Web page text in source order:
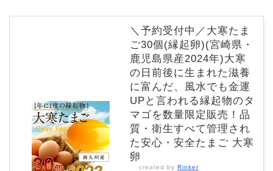
＼予約受付中／大寒たま
ご30個(縁起卵)(宮崎県・
鹿児島県産2024年)大寒
の日前後に生まれた滋養
に富んだ、風水でも金運
UPと言われる縁起物のタ
マゴを数量限定販売！品
質・衛生すべて管理され
た安心・安全たまご 大寒
卵
created by Rinker